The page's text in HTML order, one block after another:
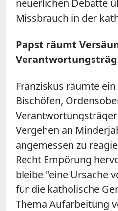
neuerlichen Debatte
Missbrauch in der
Papst räumt
Franziskus räumte
Bischöfen,
Vergehen an
angemessen zu
Recht Empörung
bleibe "eine Ursache
für die katholische
Thema Aufarbeitung